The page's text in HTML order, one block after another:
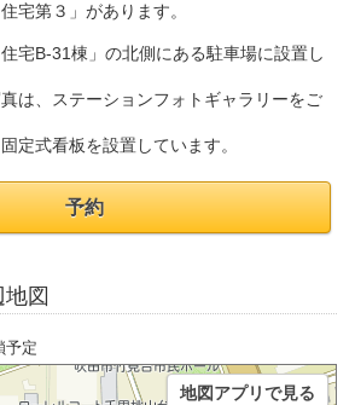
宅第３」があります。
住宅B-31棟」の北側にある駐車場に設置し
は、ステーションフォトギャラリーをご
定式看板を設置しています。
予約
図
予定
地図アプリで見る